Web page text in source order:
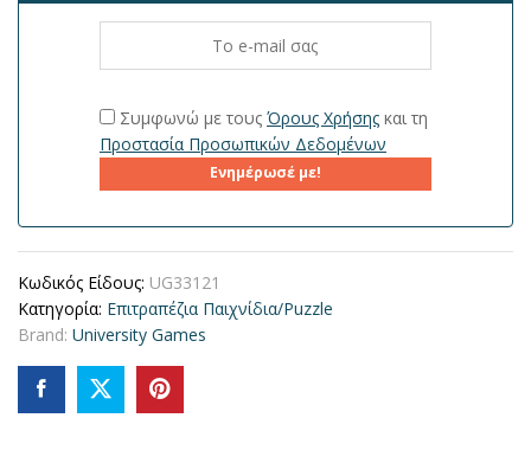
Συμφωνώ με τουςΌρους Χρήσης και τη
Προστασία Προσωπικών Δεδομένων
Ενημέρωσέ με!
Κωδικός Είδους: UG33121
Κατηγορία: Επιτραπέζια Παιχνίδια/Puzzle
Brand: University Games